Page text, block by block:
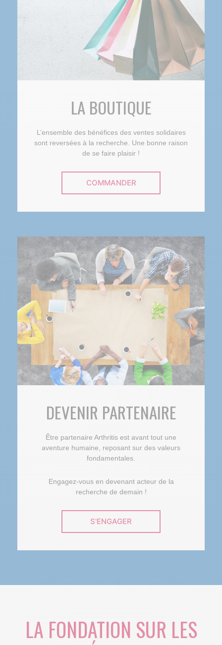
LA BOUTIQUE
L’ensemble des bénéfices des ventes solidaires
sont reversées à la recherche. Une bonne raison
de se faire plaisir !
COMMANDER
DEVENIR PARTENAIRE
Être partenaire Arthritis est avant tout une
aventure humaine, reposant sur des valeurs
fondamentales.
Engagez-vous en devenant acteur de la
recherche de demain !
S'ENGAGER
LA FONDATION SUR LES